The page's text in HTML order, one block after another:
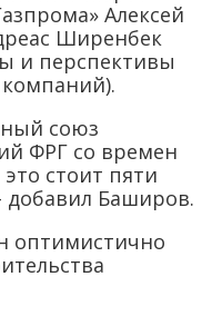
Алексей
Ширенбек
и перспективы
союз
ФРГ со времен
стоит пяти
добавил Баширов.
оптимистично